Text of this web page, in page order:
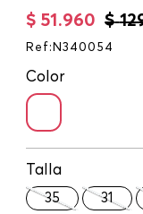
$
$ 51 .960
Ref : N340054
Color
Talla
35 31